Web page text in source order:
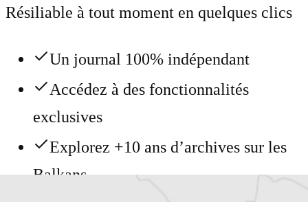
Résiliable à tout moment en quelques clics
Un journal 100% indépendant
Accédez à des fonctionnalités
exclusives
Explorez +10 ans d’archives sur les
Balkans